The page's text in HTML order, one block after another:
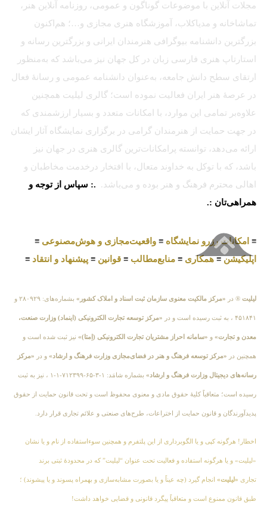
مجلات آنلاین با موضوعات گوناگون و عمومی، روزنامه آنلاین هنر،
تماشاخانه و مدیاکلاب، آموزشگاه هنری مجازی و…؛ هم‌اکنون
بزرگترین دانشنامه بیوگرافی هنرمندان ایرانی و بزرگترین رسانه و
استارتاپ هنری فارسی زبان در کل جهان نیز می‌باشد که به‌منظور
ارتقای سطح دانش جامعه، به‌عنوان دانشنامه عمومی و رسانهٔ فعال
در عرصهٔ هنر ایران فعالیت نموده است؛ گالری لیلیت همچنین
علاوه‌بر تمامی این موارد، با امکانات متعدد و بسیار ارزشمندی که
در جهت حمایت از هنرمندان گرامی در برگزاری نمایشگاه آثار ایشان
ارائه می‌دهد، توانسته پرامکانات‌ترین گالری هنری در جهان نیز
باشد، که با توکل به خداوند متعال، با افتخار درخدمت مخاطبان و
اهالی محترم فرهنگ و هنر بوده و می‌باشد. .: سپاس از توجه و
همراهی‌تان :.
≡ امکانات رزرو نمایشگاه ≡ واقعیت‌مجازی و هوش‌مصنوعی ≡
اپلیکیشن≡همکاری ≡ منابع‌مطالب ≡ قوانین ≡ پیشنهاد و انتقاد ≡
لیلیت ® در «مرکز مالکیت معنوی سازمان ثبت اسناد و املاک کشور» بشماره‌های: ۲۸۰۹۲۹ و
۴۵۱۸۴۱ ، به ثبت رسیده است و در «مرکز توسعه تجارت الکترونیکی (اینماد) وزارت صنعت،
معدن و تجارت» و «سامانه احراز مشتریان تجارت الکترونیکی (اِمتا)» نیز ثبت شده است و
همچنین در «مرکز توسعه فرهنگ و هنر در فضای‌مجازی وزارت فرهنگ و ارشاد» و در «مرکز
رسانه‌های دیجیتال وزارت فرهنگ و ارشاد» بشماره شامَد: ۱-۳-۶۵-۷۱۲۳۹۹-۱-۱ ، نیز به ثبت
رسیده است؛ متعاقباً کلیهٔ حقوق مادی و معنوی محفوظ است و تحت قانون حمایت از حقوق
پدیدآورندگان و قانون حمایت از اختراعات، طرح‌های صنعتی و علائم تجاری قرار دارد.
اخطار! هرگونه کپی و یا الگوبرداری از این پلتفرم و همچنین سوءاستفاده از نام و یا نشان
«لیلیت» و یا هرگونه استفاده و فعالیت تحت عنوان “لیلیت” که در محدودهٔ ثبتی برند
تجاری «لیلیت» انجام گیرد (چه عیناً و یا بصورت مشابه‌سازی و بهمراه پسوند و یا پیشوند) ؛
طبق قانون ممنوع است و متعاقباً پیگرد قانونی و قضایی خواهد داشت!